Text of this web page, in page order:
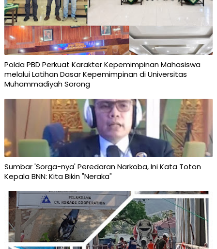
Polda PBD Perkuat Karakter Kepemimpinan Mahasiswa
melalui Latihan Dasar Kepemimpinan di Universitas
Muhammadiyah Sorong
Sumbar 'Sorga-nya' Peredaran Narkoba, Ini Kata Toton
Kepala BNN: Kita Bikin "Neraka"